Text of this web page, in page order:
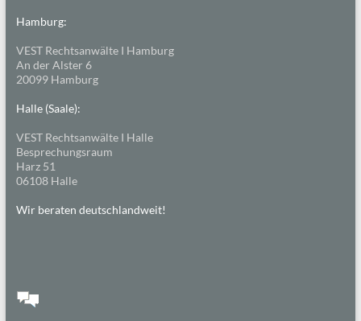
Hamburg:
VEST Rechtsanwälte I Hamburg
An der Alster 6
20099 Hamburg
Halle (Saale):
VEST Rechtsanwälte I Halle
Besprechungsraum
Harz 51
06108 Halle
Wir beraten deutschlandweit!